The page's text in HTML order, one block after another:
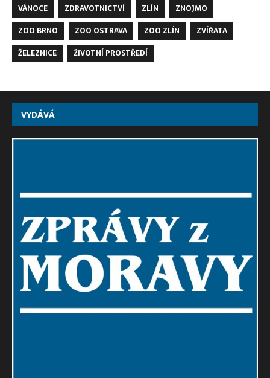
VÁNOCE
ZDRAVOTNICTVÍ ZLÍN
ZNOJMO
ZOO BRNO
ZOO OSTRAVA ZOO ZLÍN
ZVÍŘATA
ŽELEZNICE
ŽIVOTNÍ PROSTŘEDÍ
VYDÁVÁ